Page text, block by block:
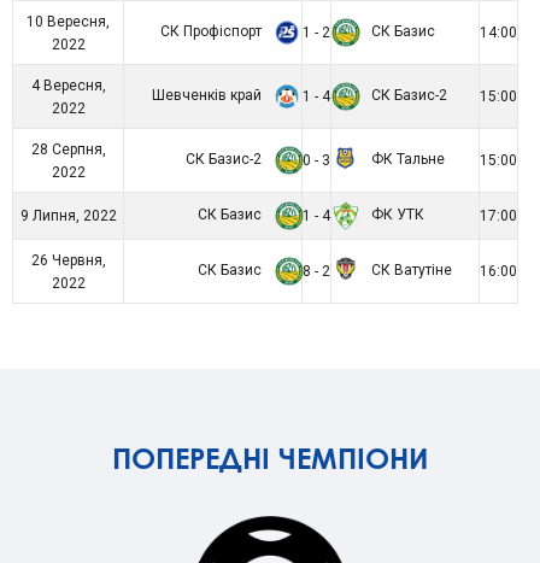
10 Вересня,
2022
СК Профіспорт 1 - 2 СК Базис 14:00
4 Вересня,
2022
Шевченків край 1 - 4 СК Базис-2 15:00
28 Серпня,
2022
СК Базис-2 0 - 3 ФК Тальне 15:00
9 Липня, 2022 СК Базис 1 - 4 ФК УТК 17:00
26 Червня,
2022
СК Базис 8 - 2 СК Ватутіне 16:00
ПОПЕРЕДНІ ЧЕМПІОНИ